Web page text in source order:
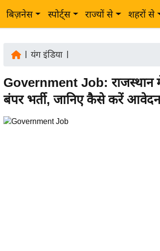
बिज़नेस स्पोर्ट्स राज्यों से शहरों से
यंग इंडिया
Government Job: राजस्थान
बंपर भर्ती, जानिए कैसे करें आवेदन